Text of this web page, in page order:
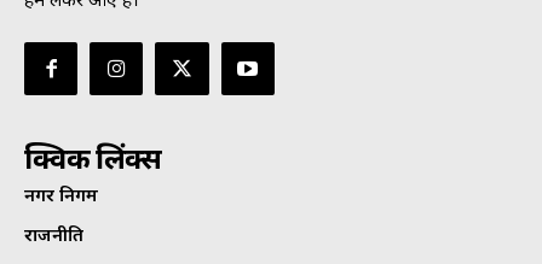
क्विक लिंक्स
नगर निगम
राजनीति